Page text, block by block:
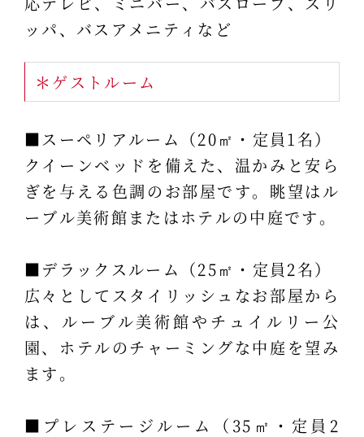
ッパ、バスアメニティなど
＊ゲストルーム
■スーペリアルーム（20㎡・定員1名）
クイーンベッドを備えた、温かみと安ら
ぎを与える色調のお部屋です。眺望はル
ーブル美術館またはホテルの中庭です。
■デラックスルーム（25㎡・定員2名）
広々としてスタイリッシュなお部屋から
は、ルーブル美術館やチュイルリー公
園、ホテルのチャーミングな中庭を望み
ます。
■プレステージルーム（35㎡・定員2